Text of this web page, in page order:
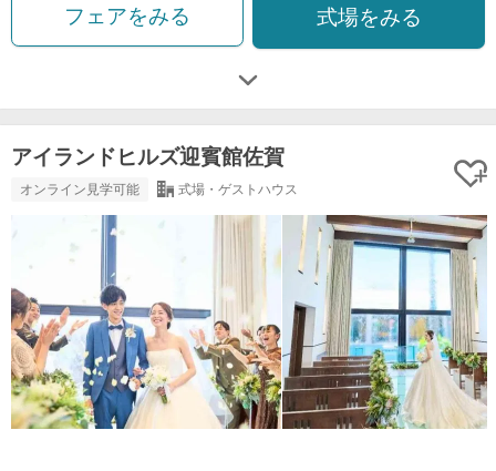
フェアをみる 式場をみる
アイランドヒルズ迎賓館佐賀
オンライン見学可能 式場・ゲストハウス